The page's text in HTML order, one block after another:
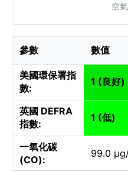
空
參數 數值
美國環保署指
數:
1 (良好)
英國 DEFRA
指數:
1 (低)
一氧化碳
(CO):
99.0